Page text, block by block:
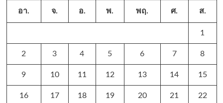
อา. จ. อ. พ. พฤ. ศ. ส.
1
2 3 4 5 6 7 8
9 10 11 12 13 14 15
16 17 18 19 20 21 22